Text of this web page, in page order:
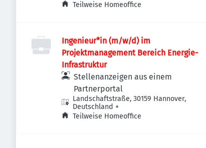
Teilweise Homeoffice
Ingenieur*in (m/w/d) im
Projektmanagement Bereich Energie-
Infrastruktur
Stellenanzeigen aus einem
Partnerportal
Landschaftstraße, 30159 Hannover,
Deutschland +
Teilweise Homeoffice